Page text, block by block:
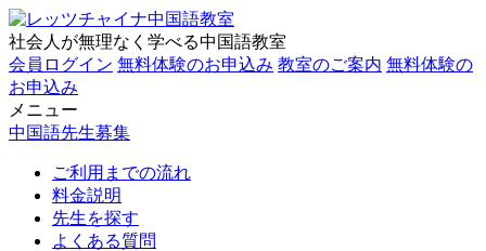
社会人が無理なく学べる中国語教室
会員ログイン 無料体験のお申込み 教室のご案内 無料体験の
お申込み
メニュー
中国語先生募集
ご利用までの流れ
料金説明
先生を探す
よくある質問